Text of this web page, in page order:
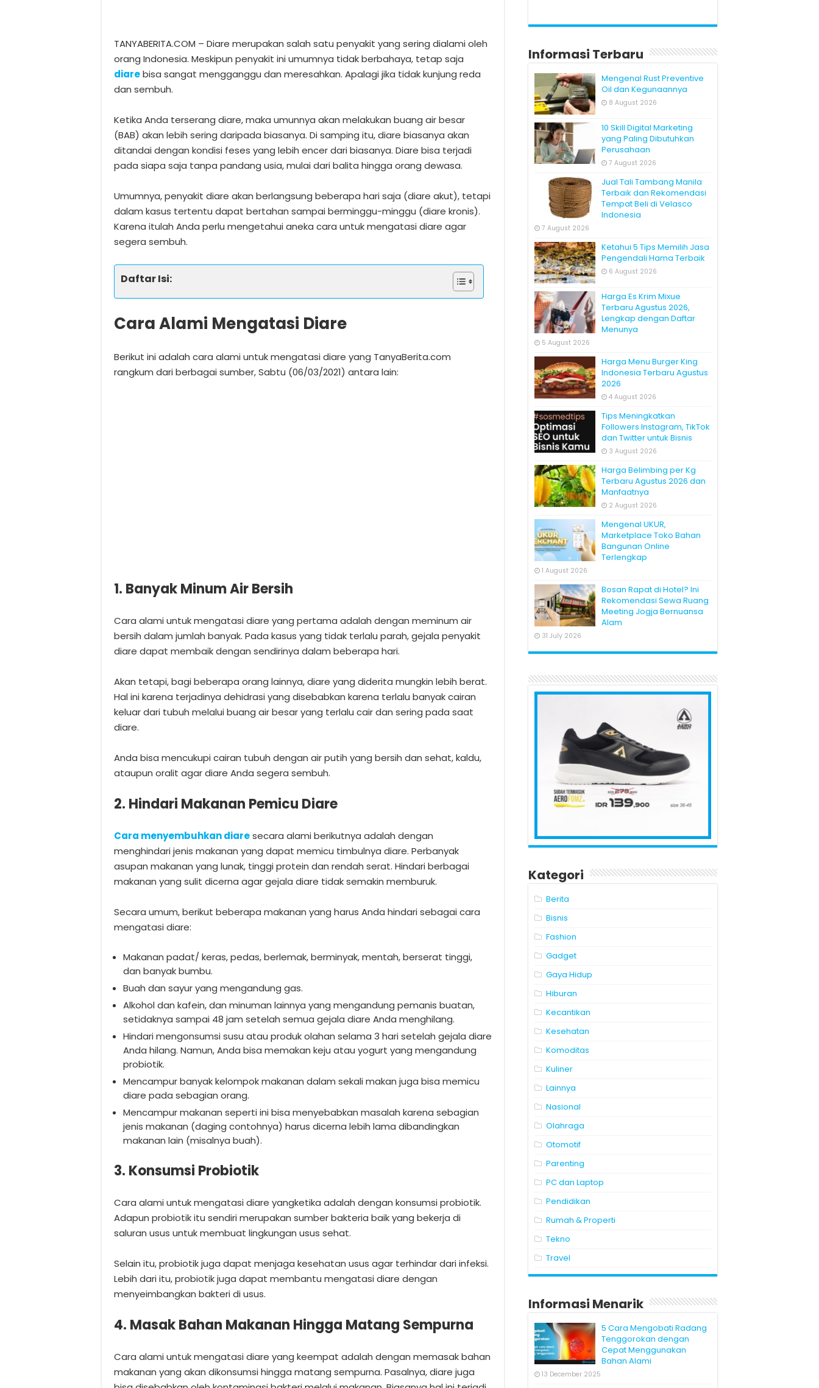
TANYABERITA.COM – Diare merupakan salah satu penyakit yang sering dialami oleh
orang Indonesia. Meskipun penyakit ini umumnya tidak berbahaya, tetap saja
diarebisa sangat mengganggu dan meresahkan. Apalagi jika tidak kunjung reda
dan sembuh.
Ketika Anda terserang diare, maka umunnya akan melakukan buang air besar
(BAB) akan lebih sering daripada biasanya. Di samping itu, diare biasanya akan
ditandai dengan kondisi feses yang lebih encer dari biasanya. Diare bisa terjadi
pada siapa saja tanpa pandang usia, mulai dari balita hingga orang dewasa.
Umumnya, penyakit diare akan berlangsung beberapa hari saja (diare akut), tetapi
dalam kasus tertentu dapat bertahan sampai berminggu-minggu (diare kronis).
Karena itulah Anda perlu mengetahui aneka cara untuk mengatasi diare agar
segera sembuh.
Daftar Isi:
Cara Alami Mengatasi Diare
Berikut ini adalah cara alami untuk mengatasi diare yang TanyaBerita.com
rangkum dari berbagai sumber, Sabtu (06/03/2021) antara lain:
1. Banyak Minum Air Bersih
Cara alami untuk mengatasi diare yang pertama adalah dengan meminum air
bersih dalam jumlah banyak. Pada kasus yang tidak terlalu parah, gejala penyakit
diare dapat membaik dengan sendirinya dalam beberapa hari.
Akan tetapi, bagi beberapa orang lainnya, diare yang diderita mungkin lebih berat.
Hal ini karena terjadinya dehidrasi yang disebabkan karena terlalu banyak cairan
keluar dari tubuh melalui buang air besar yang terlalu cair dan sering pada saat
diare.
Anda bisa mencukupi cairan tubuh dengan air putih yang bersih dan sehat, kaldu,
ataupun oralit agar diare Anda segera sembuh.
2. Hindari Makanan Pemicu Diare
Cara menyembuhkan diaresecara alami berikutnya adalah dengan
menghindari jenis makanan yang dapat memicu timbulnya diare. Perbanyak
asupan makanan yang lunak, tinggi protein dan rendah serat. Hindari berbagai
makanan yang sulit dicerna agar gejala diare tidak semakin memburuk.
Secara umum, berikut beberapa makanan yang harus Anda hindari sebagai cara
mengatasi diare:
Makanan padat/ keras, pedas, berlemak, berminyak, mentah, berserat tinggi,
dan banyak bumbu.
Buah dan sayur yang mengandung gas.
Alkohol dan kafein, dan minuman lainnya yang mengandung pemanis buatan,
setidaknya sampai 48 jam setelah semua gejala diare Anda menghilang.
Hindari mengonsumsi susu atau produk olahan selama 3 hari setelah gejala diare
Anda hilang. Namun, Anda bisa memakan keju atau yogurt yang mengandung
probiotik.
Mencampur banyak kelompok makanan dalam sekali makan juga bisa memicu
diare pada sebagian orang.
Mencampur makanan seperti ini bisa menyebabkan masalah karena sebagian
jenis makanan (daging contohnya) harus dicerna lebih lama dibandingkan
makanan lain (misalnya buah).
3. Konsumsi Probiotik
Cara alami untuk mengatasi diare yangketika adalah dengan konsumsi probiotik.
Adapun probiotik itu sendiri merupakan sumber bakteria baik yang bekerja di
saluran usus untuk membuat lingkungan usus sehat.
Selain itu, probiotik juga dapat menjaga kesehatan usus agar terhindar dari infeksi.
Lebih dari itu, probiotik juga dapat membantu mengatasi diare dengan
menyeimbangkan bakteri di usus.
4. Masak Bahan Makanan Hingga Matang Sempurna
Cara alami untuk mengatasi diare yang keempat adalah dengan memasak bahan
makanan yang akan dikonsumsi hingga matang sempurna. Pasalnya, diare juga
Informasi Terbaru
Mengenal Rust Preventive
Oil dan Kegunaannya
8 August 2026
10 Skill Digital Marketing
yang Paling Dibutuhkan
Perusahaan
7 August 2026
Jual Tali Tambang Manila
Terbaik dan Rekomendasi
Tempat Beli di Velasco
Indonesia
7 August 2026
Ketahui 5 Tips Memilih Jasa
Pengendali Hama Terbaik
6 August 2026
Harga Es Krim Mixue
Terbaru Agustus 2026,
Lengkap dengan Daftar
Menunya
5 August 2026
Harga Menu Burger King
Indonesia Terbaru Agustus
2026
4 August 2026
Tips Meningkatkan
Followers Instagram, TikTok
dan Twitter untuk Bisnis
3 August 2026
Harga Belimbing per Kg
Terbaru Agustus 2026 dan
Manfaatnya
2 August 2026
Mengenal UKUR,
Marketplace Toko Bahan
Bangunan Online
Terlengkap
1 August 2026
Bosan Rapat di Hotel? Ini
Rekomendasi Sewa Ruang
Meeting Jogja Bernuansa
Alam
31 July 2026
Kategori
Berita
Bisnis
Fashion
Gadget
Gaya Hidup
Hiburan
Kecantikan
Kesehatan
Komoditas
Kuliner
Lainnya
Nasional
Olahraga
Otomotif
Parenting
PC dan Laptop
Pendidikan
Rumah & Properti
Tekno
Travel
Informasi Menarik
5 Cara Mengobati Radang
Tenggorokan dengan
Cepat Menggunakan
Bahan Alami
13 December 2025